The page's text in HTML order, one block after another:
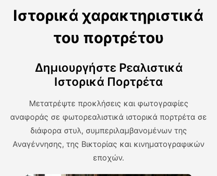
Ιστορικά χαρακτηριστικά
του πορτρέτου
Δημιουργήστε Ρεαλιστικά
Ιστορικά Πορτρέτα
Μετατρέψτε προκλήσεις και φωτογραφίες
αναφοράς σε φωτορεαλιστικά ιστορικά πορτρέτα σε
διάφορα στυλ, συμπεριλαμβανομένων της
Αναγέννησης, της Βικτορίας και κινηματογραφικών
εποχών.